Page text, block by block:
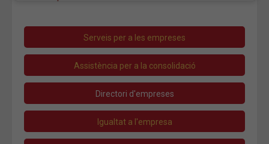
Serveis per a les empreses
Assistència per a la consolidació
Directori d'empreses
Igualtat a l'empresa